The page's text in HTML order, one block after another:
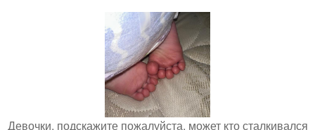
Девочки, подскажите пожалуйста, может кто сталкивался